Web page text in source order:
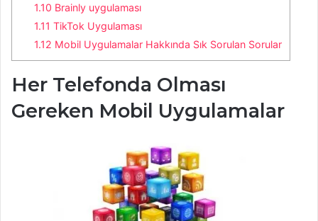
1.10 Brainly uygulaması
1.11 TikTok Uygulaması
1.12 Mobil Uygulamalar Hakkında Sık Sorulan Sorular
Her Telefonda Olması
Gereken Mobil Uygulamalar